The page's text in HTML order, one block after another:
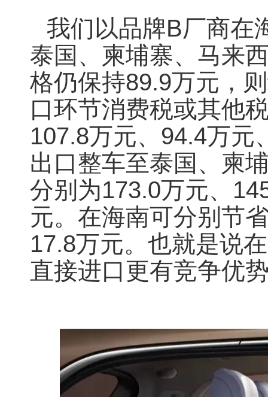
我们以品牌B厂商在
泰国、柬埔寨、马来
格仍保持89.9万元，
口环节消费税或其他
107.8万元、94.4万元
出口整车至泰国、柬
分别为173.0万元、
元。在海南可分别节
17.8万元。也就是说
直接进口更有竞争优